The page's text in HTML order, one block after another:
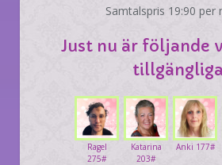
Samtalspris 19:90 per
Just nu är följande
tillgängliga
Anki 177#
Katarina
203#
Ragel
275#